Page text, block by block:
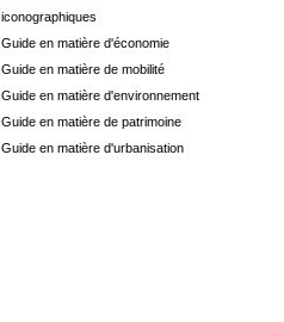
iconographiques
Guide en matière d'économie
Guide en matière de mobilité
Guide en matière d'environnement
Guide en matière de patrimoine
Guide en matière d'urbanisation